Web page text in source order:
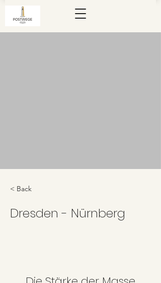
< Back
Dresden - Nürnberg